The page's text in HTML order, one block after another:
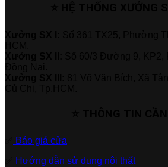
Báo giá cửa
Hướng dẫn sử dụng nội thất